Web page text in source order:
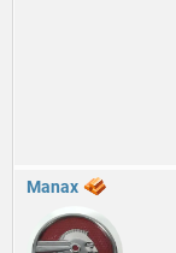
Manax